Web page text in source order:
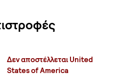
Δεν αποστέλλεται United
States of America